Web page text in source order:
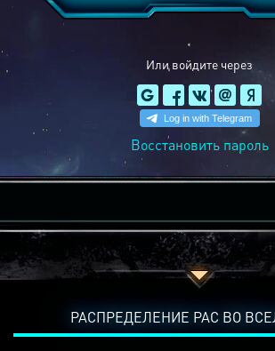
Или войдите через
Восстановить пароль
РАСПРЕДЕЛЕНИЕ РАС ВО